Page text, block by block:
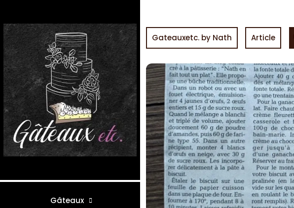
Gâteaux
Gateauxetc. by Nath Article